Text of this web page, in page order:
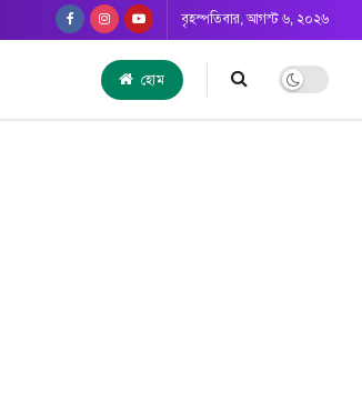
বৃহস্পতিবার, আগস্ট ৬, ২০২৬
হোম